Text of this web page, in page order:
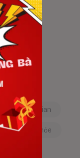
lão hóa
mẹo dân gian
sống khỏe